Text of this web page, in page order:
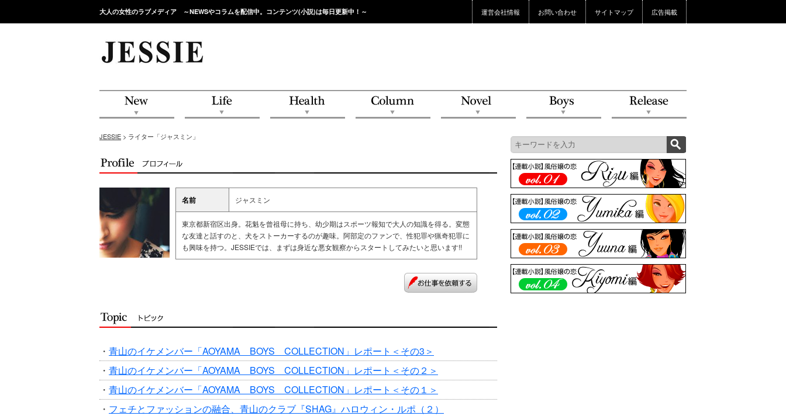
大人の女性のラブメディア ～NEWSやコラムを配信中。コンテンツ(小説)は毎日更新中！～ 運営会社情報 お問い合わせ サイトマップ 広告掲載
JESSIE > ライター「ジャスミン」
名前 ジャスミン
東京都新宿区出身。花魁を曾祖母に持ち、幼少期はスポーツ報知で大人の知識を得る。変態
な友達と話すのと、犬をストーカーするのが趣味。阿部定のファンで、性犯罪や猟奇犯罪に
も興味を持つ。JESSIEでは、まずは身近な悪女観察からスタートしてみたいと思います!!
・ 青山のイケメンバー「AOYAMA BOYS COLLECTION」レポート＜その3＞
・ 青山のイケメンバー「AOYAMA BOYS COLLECTION」レポート＜その２＞
・ 青山のイケメンバー「AOYAMA BOYS COLLECTION」レポート＜その１＞
・ フェチとファッションの融合、青山のクラブ『SHAG』ハロウィン・ルポ（２）